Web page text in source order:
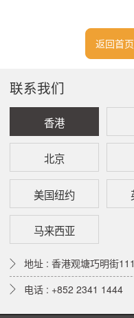
返回首页
联系我们
香港
北京
美国纽约
马来西亚
地址 : 香港观塘巧明街
电话 : +852 2341 1444